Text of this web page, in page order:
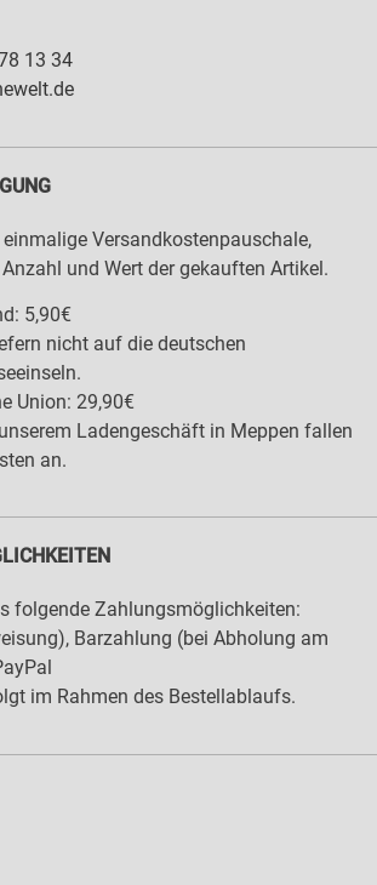
13 34
einmalige Versandkostenpauschale,
und Wert der gekauften Artikel.
5,90€
nicht auf die deutschen
Union: 29,90€
Ladengeschäft in Meppen fallen
an.
folgende Zahlungsmöglichkeiten:
Barzahlung (bei Abholung am
im Rahmen des Bestellablaufs.